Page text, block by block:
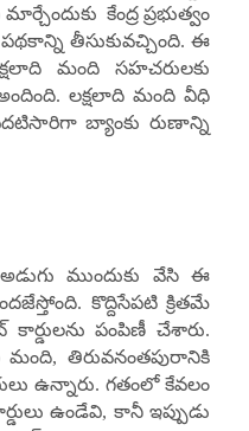
కేంద్ర ప్రభుత్వం
తీసుకువచ్చింది. ఈ
మంది సహచరులకు
లక్షలాది మంది వీధి
బ్యాంకు రుణాన్ని
అడుగు ముందుకు వేసి ఈ
కొద్దిసేపటి క్రితమే
పంపిణీ చేశారు.
మంది, తిరువనంతపురానికి
ఉన్నారు. గతంలో కేవలం
ఉండేవి, కానీ ఇప్పుడు